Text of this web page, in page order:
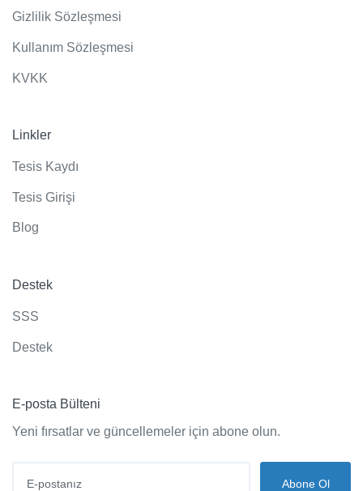
Gizlilik Sözleşmesi
Kullanım Sözleşmesi
KVKK
Linkler
Tesis Kaydı
Tesis Girişi
Blog
Destek
SSS
Destek
E-posta Bülteni
Yeni fırsatlar ve güncellemeler için abone olun.
Abone Ol